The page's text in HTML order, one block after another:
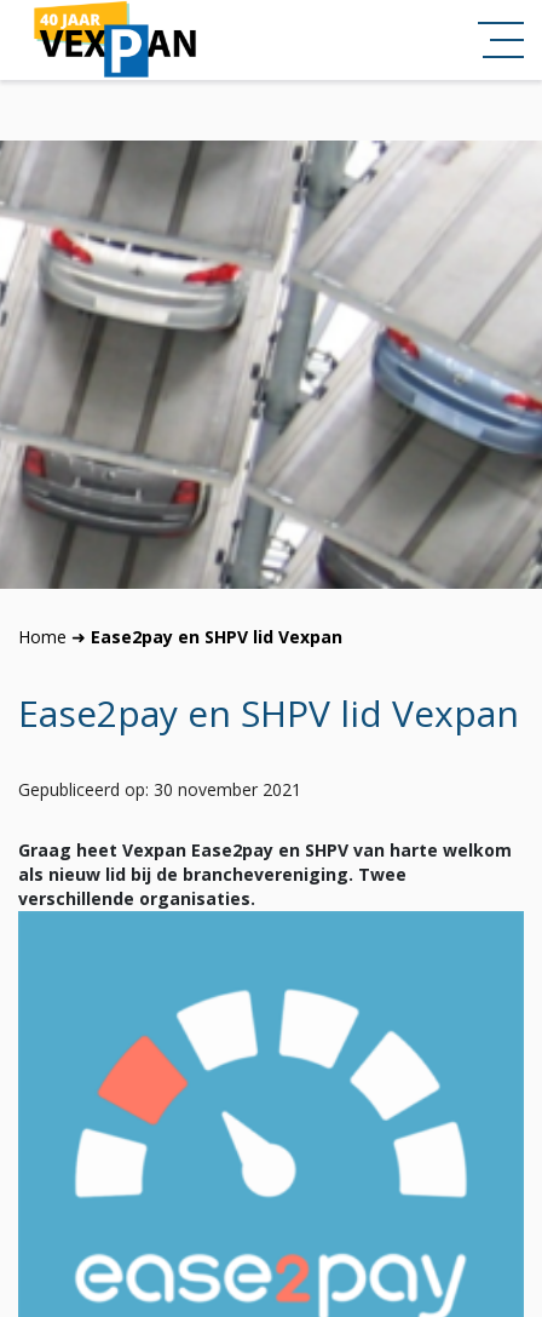
Home ➜ Ease2pay en SHPV lid Vexpan
Ease2pay en SHPV lid Vexpan
Gepubliceerd op: 30 november 2021
Graag heet Vexpan Ease2pay en SHPV van harte welkom
als nieuw lid bij de branchevereniging. Twee
verschillende organisaties.